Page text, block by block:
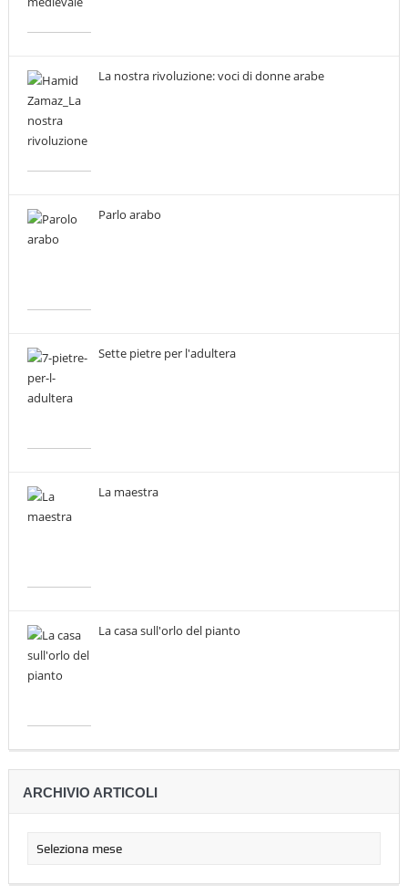
La nostra rivoluzione: voci di donne arabe
Parlo arabo
Sette pietre per l'adultera
La maestra
La casa sull'orlo del pianto
ARCHIVIO ARTICOLI